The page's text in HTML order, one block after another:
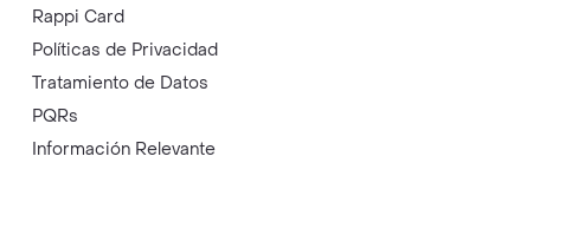
Rappi Card
Políticas de Privacidad
Tratamiento de Datos
PQRs
Información Relevante